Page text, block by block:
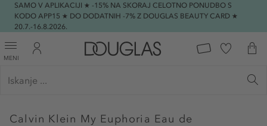
SAMO V APLIKACIJI ★ -15% NA SKORAJ CELOTNO PONUDBO S
KODO APP15 ★ DO DODATNIH -7% Z DOUGLAS BEAUTY CARD ★
20.7.-16.8.2026.
MENI
Calvin Klein My Euphoria Eau de